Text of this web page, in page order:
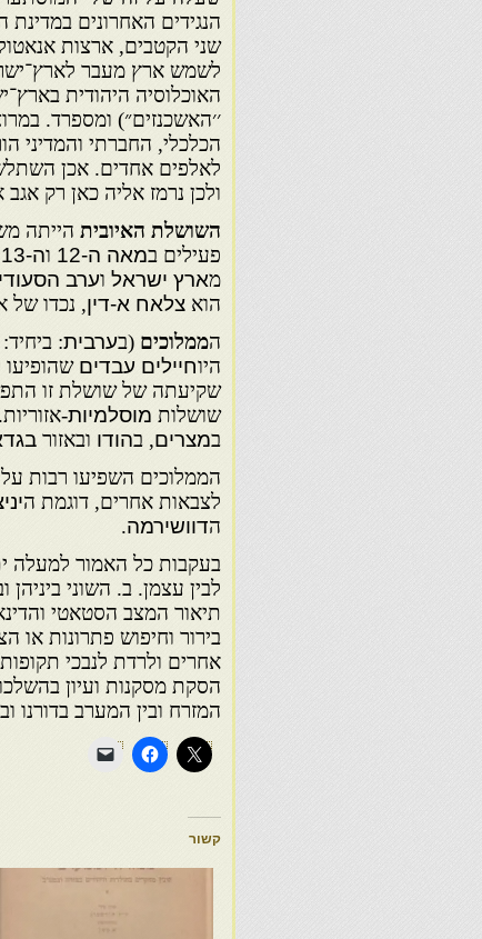
הנגידים האחרונים
שני הקטבים, ארצות
לשמש ארץ מעבר
האוכלוסיה היהודית
׳׳האשכנזים״) ומספרד.
הכלכלי, החברתי
לאלפים אחדים. אכן
ולכן נרמז אליה כאן רק
השושלת האיובית הייתה
פעילים במאה ה-12 וה-13
מארץ ישראל וערב
הוא צלאח א-דין, נכדו של
הממלוכים (בערבית:
היוחיילים עבדים
שקיעתה של שושלת זו
שושלות מוסלמיות-
במצרים, בהודו ובאזור
הממלוכים השפיעו רבות
לצבאות אחרים, דוגמת ה
הדוושירמה.
בעקבות כל האמור למעלה
לבין עצמן. ב. השוני
תיאור המצב הסטאטי
בירור וחיפוש פתרונות
אחרים ולרדת לנבכי
הסקת מסקנות ועיון
המזרח ובין המערב בדורנו
קשור